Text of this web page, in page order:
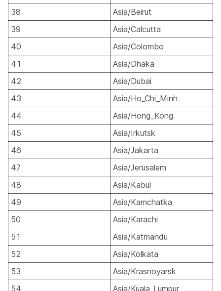
38
Asia/Beirut
39
Asia/Calcutta
40
Asia/Colombo
41
Asia/Dhaka
42
Asia/Dubai
43
Asia/Ho_Chi_Minh
44
Asia/Hong_Kong
45
Asia/Irkutsk
46
Asia/Jakarta
47
Asia/Jerusalem
48
Asia/Kabul
49
Asia/Kamchatka
50
Asia/Karachi
51
Asia/Katmandu
52
Asia/Kolkata
53
Asia/Krasnoyarsk
54
Asia/Kuala_Lumpur